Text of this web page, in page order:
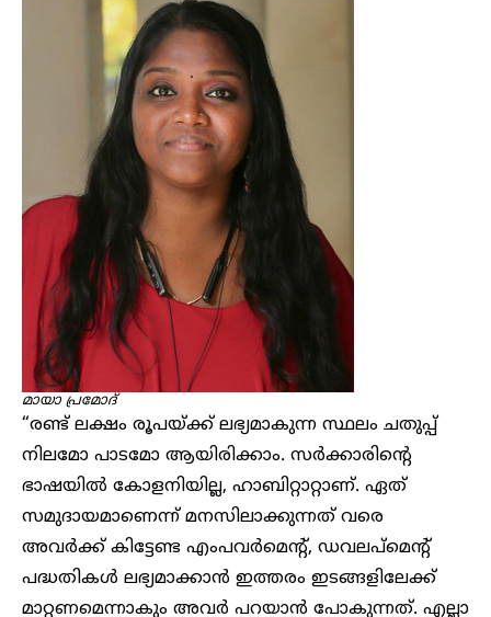
മായാ പ്രമോദ്
“രണ്ട് ലക്ഷം രൂപയ്ക്ക് ലഭ്യമാകുന്ന സ്ഥലം ചതുപ്പ്
നിലമോ പാടമോ ആയിരിക്കാം. സർക്കാരിന്റെ
ഭാഷയിൽ കോളനിയില്ല, ഹാബിറ്റാറ്റാണ്. ഏത്
സമുദായമാണെന്ന് മനസിലാക്കുന്നത് വരെ
അവർക്ക് കിട്ടേണ്ട എംപവർമെന്റ്, ഡവലപ്മെന്റ്
പദ്ധതികൾ ലഭ്യമാക്കാൻ ഇത്തരം ഇടങ്ങളിലേക്ക്
മാറ്റണമെന്നാകും അവർ പറയാൻ പോകുന്നത്. എല്ലാ